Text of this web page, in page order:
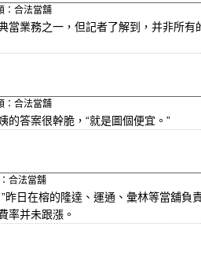
：合法當舖
業務之一，但記者了解到，并非所有
：合法當舖
的答案很幹脆，“就是圖個便宜。”
合法當舖
日在榕的隆達、運通、彙林等當舖負
率并未跟漲。